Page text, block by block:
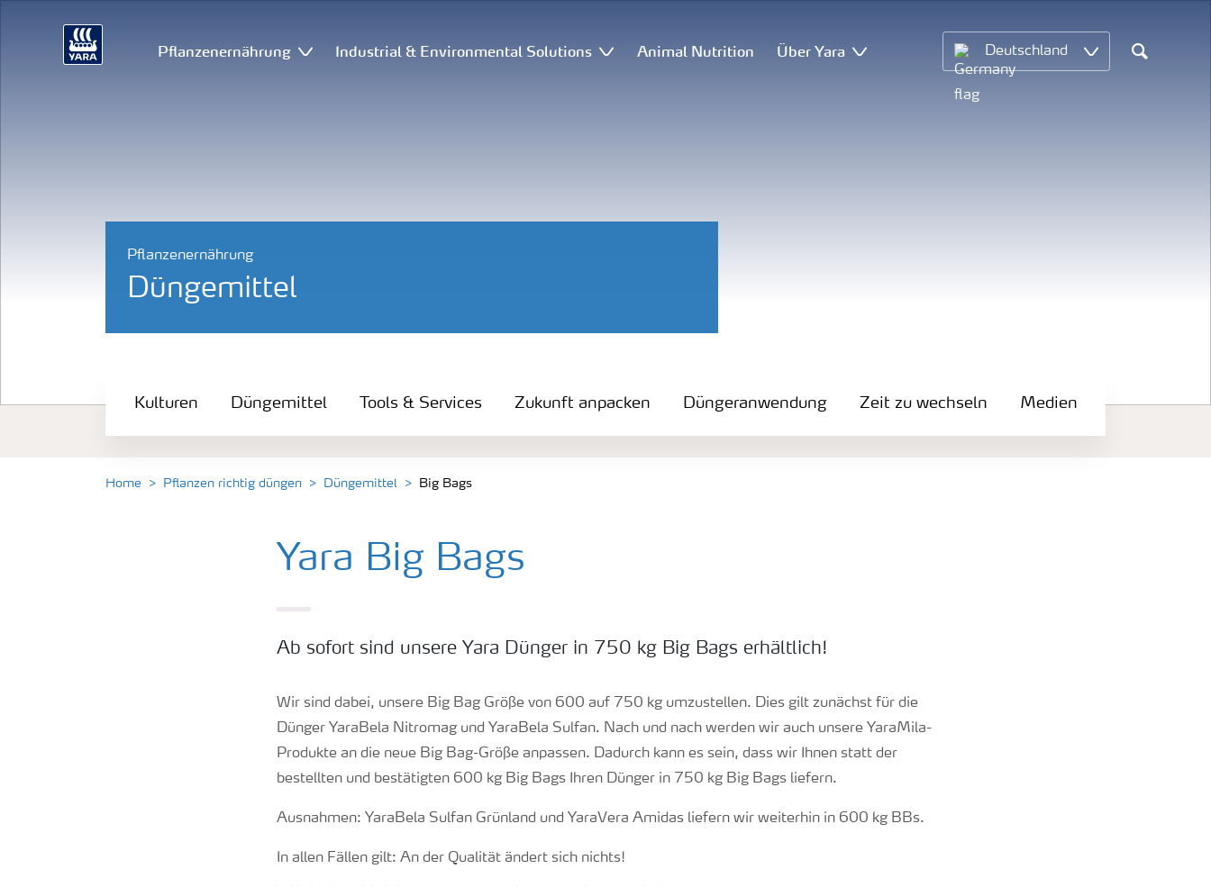
Pflanzenernährung Industrial & Environmental Solutions Animal Nutrition Über Yara Deutschland
Search
Pflanzenernährung
Düngemittel
Tools & Services
Kulturen Düngemittel Tools & Services Zukunft anpacken Düngeranwendung Zeit zu wechseln Medien
Home Pflanzen richtig düngen Düngemittel Big Bags
Yara Big Bags
Ab sofort sind unsere Yara Dünger in 750 kg Big Bags erhältlich!
Wir sind dabei, unsere Big Bag Größe von 600 auf 750 kg umzustellen. Dies gilt zunächst für die
Dünger YaraBela Nitromag und YaraBela Sulfan. Nach und nach werden wir auch unsere YaraMila-
Produkte an die neue Big Bag-Größe anpassen. Dadurch kann es sein, dass wir Ihnen statt der
bestellten und bestätigten 600 kg Big Bags Ihren Dünger in 750 kg Big Bags liefern.
Ausnahmen: YaraBela Sulfan Grünland und YaraVera Amidas liefern wir weiterhin in 600 kg BBs.
In allen Fällen gilt: An der Qualität ändert sich nichts!